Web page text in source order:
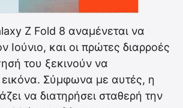
Z Fold 8 αναμένεται να
Ιούνιο, και οι πρώτες διαρροές
του ξεκινούν να
Σύμφωνα με αυτές, η
να διατηρήσει σταθερή την